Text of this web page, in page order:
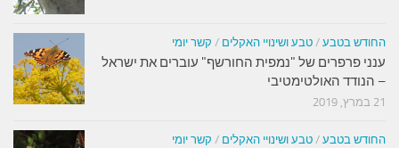
החודש בטבע / טבע ושינויי האקלים / קשר יומי
ענני פרפרים של "נמפית החורשף" עוברים את ישראל
– הנודד האולטימטיבי
21 במרץ, 2019
החודש בטבע / טבע ושינויי האקלים / קשר יומי